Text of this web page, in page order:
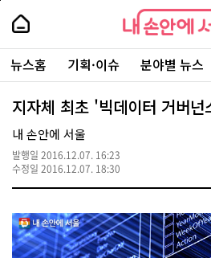
본
로
가
내
손
안
에
서
울
-
서
울
시
대
표
소
포
털
내
손
에
울
주
요
서
뉴스홈 기획·이슈 분야별 뉴스
지자체 최초 '빅데이터 거버
내 손안에 서울
발행일 2016.12.07. 16:23
수정일 2016.12.07. 18:30
페
상
단
로